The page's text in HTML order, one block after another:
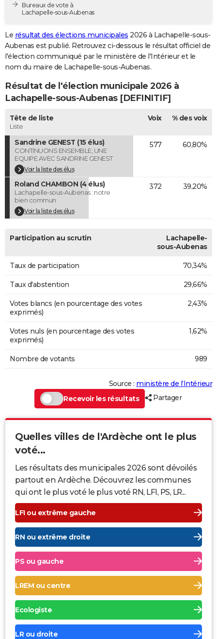
Destinations
City break
Voyage nature
Voyage de noces
Forum
PHOTO
GUIDES D'ACHAT
CARTE DE VOEUX
Carte de Noël
Carte Bonne année
Carte Saint-Valentin
Carte Pâques
Carte d'anniversaire
DICTIONNAIRE
COPAINS D'AVANT
S'inscrire
Se connecter
Lycées
Collèges
Primaires
Universités
Entreprises
Service militaire
Avis de recherche
AVIS DE DÉCÈS
FORUM
Bricolage
Lifestyle
Culture
Sport
Auto
Television
Voyage
Cinema
Bureaux de vote à
Lachapelle-sous-Aubenas
Le résultat des élections municipales 2026 à Lachapelle-sous-
Aubenas est publié. Retrouvez ci-dessous le résultat officiel de
l'élection communiqué par le ministère de l'Intérieur et le
nom du maire de Lachapelle-sous-Aubenas.
Résultat de l'élection municipale 2026 à
Lachapelle-sous-Aubenas [DEFINITIF]
Tête de liste
Liste
Voix % des voix
Sandrine GENEST (15 élus)
CONTINUONS ENSEMBLE, UNE
EQUIPE AVEC SANDRINE GENEST
Voir la liste des élus
577 60,80%
Roland CHAMBON (4 élus)
Lachapelle-sous-Aubenas : notre
bien commun
Voir la liste des élus
372 39,20%
Participation au scrutin
Lachapelle-
sous-Aubenas
Taux de participation 70,34%
Taux d'abstention 29,66%
Votes blancs (en pourcentage des votes
exprimés)
2,43%
Votes nuls (en pourcentage des votes
exprimés)
1,62%
Nombre de votants 989
Source : ministère de l’Intérieur
Recevoir les résultats
Partager
Quelles villes de l'Ardèche ont le plus
voté...
Les résultats des municipales 2026 sont dévoilés
partout en Ardèche. Découvrez les communes
qui ont le plus voté le plus voté RN, LFI, PS, LR...
LFI ou extrême gauche
RN ou extrême droite
PS ou gauche
LREM ou centre
Ecologiste
LR ou droite